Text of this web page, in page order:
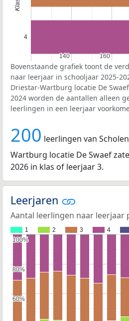
140
140 160
160
4
Bovenstaande grafiek toont de
naar leerjaar in schooljaar 2025-
Driestar-Wartburg locatie De
2024 worden de aantallen alleen
leerlingen in een leerjaar
200 leerlingen van
Wartburg locatie De Swaef
2026 in klas of leerjaar 3.
Leerjaren
Aantal leerlingen naar leerjaar
1 2 3 4
60%
60%
80%
80%
100%
100%